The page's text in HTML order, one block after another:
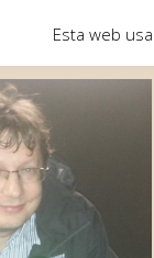
Esta web